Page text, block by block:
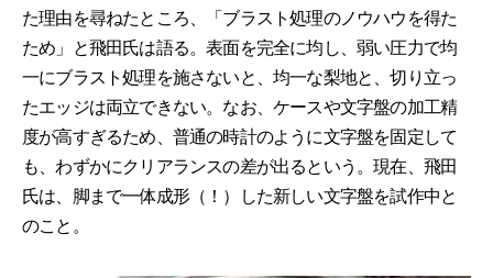
た理由を尋ねたところ、「ブラスト処理のノウハウを得た
ため」と飛田氏は語る。表面を完全に均し、弱い圧力で均
一にブラスト処理を施さないと、均一な梨地と、切り立っ
たエッジは両立できない。なお、ケースや文字盤の加工精
度が高すぎるため、普通の時計のように文字盤を固定して
も、わずかにクリアランスの差が出るという。現在、飛田
氏は、脚まで一体成形（！）した新しい文字盤を試作中と
のこと。